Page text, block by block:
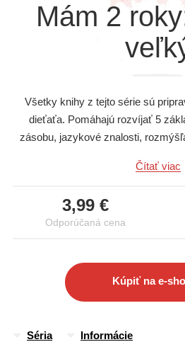
Mám 2
Všetky knihy z tejto série sú
dieťaťa. Pomáhajú rozvíjať 5
zásobu, jazykové znalosti,
Čítať viac
3,99 €
Odporúčaná cena
Kúpiť na e-
Séria Informácie